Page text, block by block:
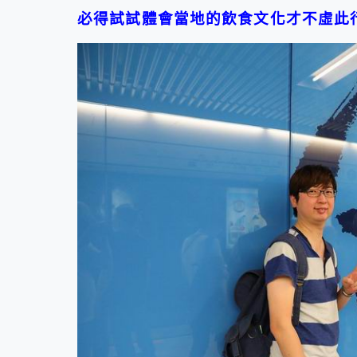
必得試試體會當地的飲食文化才不虛此